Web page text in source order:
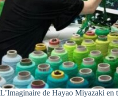
L’Imaginaire de Hayao Miyazaki en